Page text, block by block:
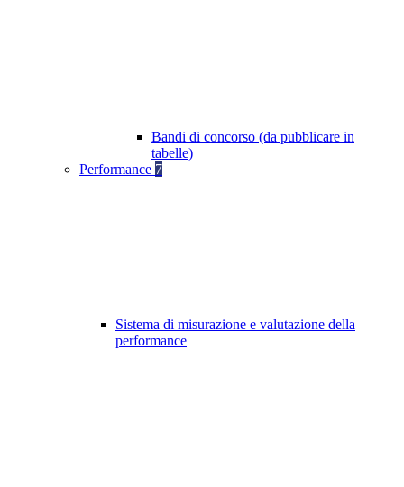
Bandi di concorso (da pubblicare in
tabelle)
Performance 7
Sistema di misurazione e valutazione della
performance